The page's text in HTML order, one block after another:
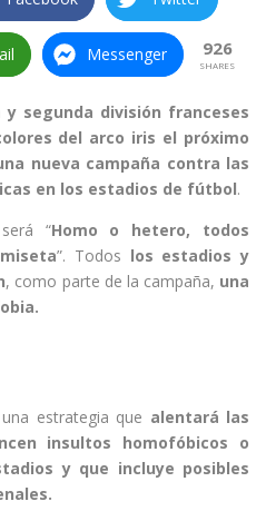
Messenger 926
SHARES
segunda división franceses
del arco iris el próximo
nueva campaña contra las
en los estadios de fútbol.
“Homo o hetero, todos
”. Todos los estadios y
, como parte de la campaña, una
estrategia que alentará las
insultos homofóbicos o
y que incluye posibles